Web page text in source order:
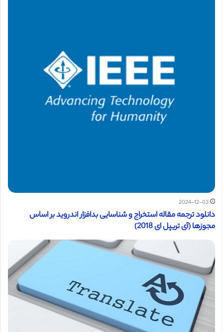
2024-12-03
دانلود ترجمه مقاله استخراج و شناسایی بدافزار اندروید بر اساس
مجوزها (آی تریپل ای 2018)